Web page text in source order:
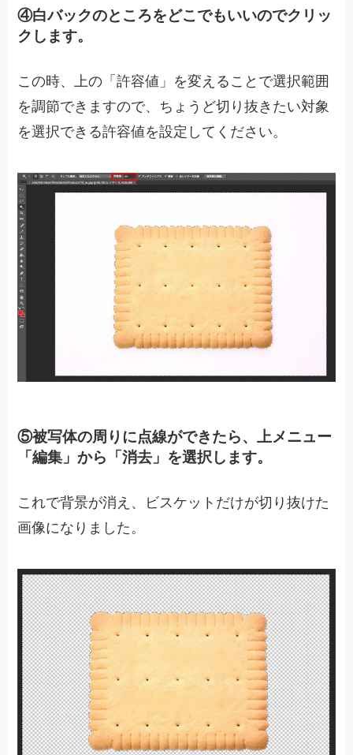
④白バックのところをどこでもいいのでクリッ
クします。
この時、上の「許容値」を変えることで選択範囲
を調節できますので、ちょうど切り抜きたい対象
を選択できる許容値を設定してください。
⑤被写体の周りに点線ができたら、上メニュー
「編集」から「消去」を選択します。
これで背景が消え、ビスケットだけが切り抜けた
画像になりました。